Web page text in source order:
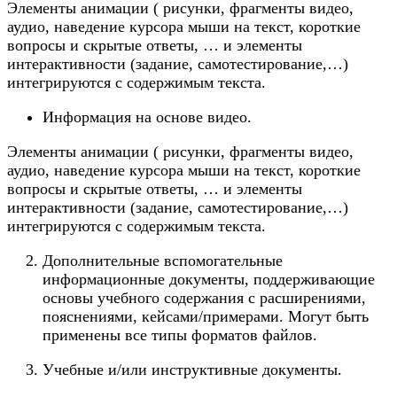
Элементы анимации ( рисунки, фрагменты видео,
аудио, наведение курсора мыши на текст, короткие
вопросы и скрытые ответы, … и элементы
интерактивности (задание, самотестирование,…)
интегрируются с содержимым текста.
Информация на основе видео.
Элементы анимации ( рисунки, фрагменты видео,
аудио, наведение курсора мыши на текст, короткие
вопросы и скрытые ответы, … и элементы
интерактивности (задание, самотестирование,…)
интегрируются с содержимым текста.
Дополнительные вспомогательные
информационные документы, поддерживающие
основы учебного содержания с расширениями,
пояснениями, кейсами/примерами. Могут быть
применены все типы форматов файлов.
Учебные и/или инструктивные документы.